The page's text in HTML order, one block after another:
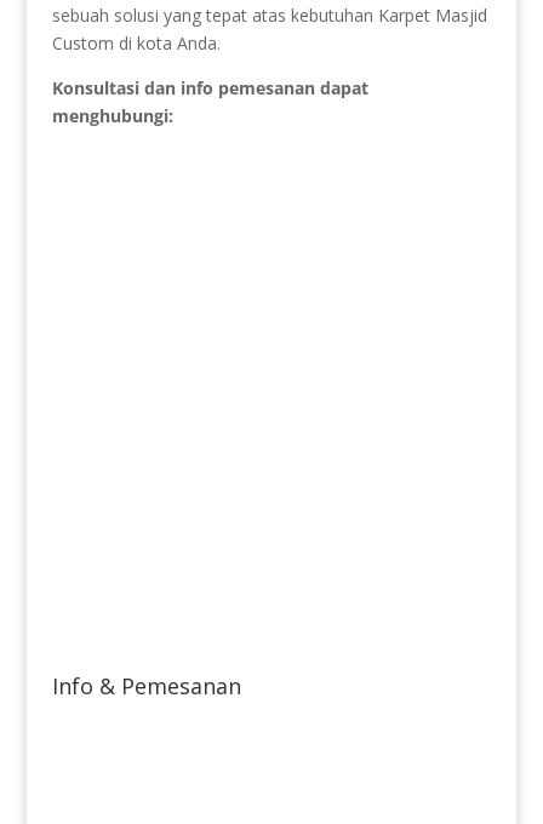
sebuah solusi yang tepat atas kebutuhan Karpet Masjid
Custom di kota Anda.
Konsultasi dan info pemesanan dapat
menghubungi:
Info & Pemesanan